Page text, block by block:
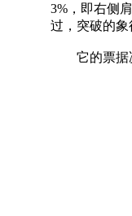
3%，即右侧
过，突破的象
它的票据决